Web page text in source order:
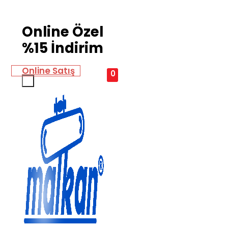
Online Özel
%15 İndirim
Online Satış 0